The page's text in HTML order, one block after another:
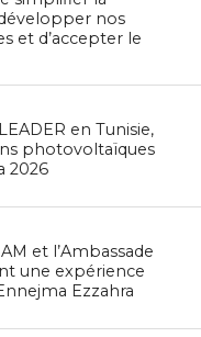
nos
et d’accepter le
en Tunisie,
photovoltaïques
2026
et l’Ambassade
une expérience
Ezzahra